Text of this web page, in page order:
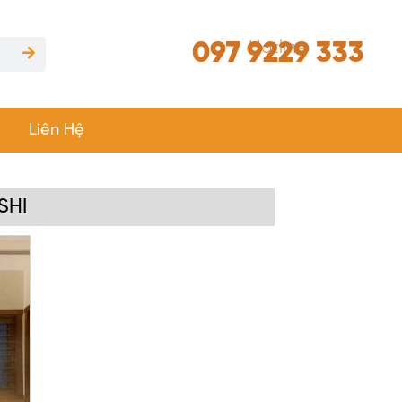
Hotline
097 9229 333
Liên Hệ